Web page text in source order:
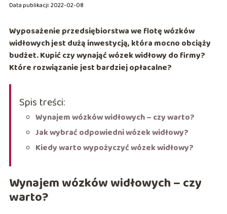
Data publikacji: 2022-02-08
Wyposażenie przedsiębiorstwa we flotę wózków
widłowych jest dużą inwestycją, która mocno obciąży
budżet.Kupić czy wynająć wózek widłowy do firmy?
Które rozwiązanie jest bardziej opłacalne?
Spis treści:
Wynajem wózków widłowych – czy warto?
Jak wybrać odpowiedni wózek widłowy?
Kiedy warto wypożyczyć wózek widłowy?
Wynajem wózków widłowych – czy
warto?